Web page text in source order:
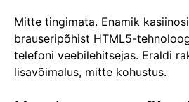
Mitte tingimata. Enamik
brauseripõhist HTML5-
telefoni veebilehitsejas. Eraldi
lisavõimalus, mitte kohustus.